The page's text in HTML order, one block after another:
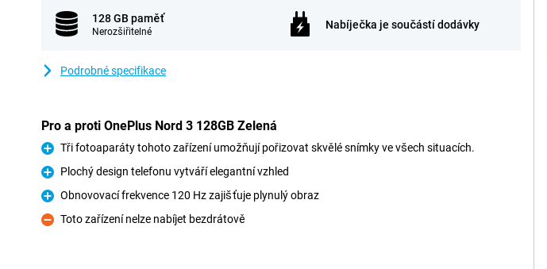
128 GB paměť
Nerozšiřitelné
Nabíječka je součástí dodávky
Podrobné specifikace
Pro a proti OnePlus Nord 3 128GB Zelená
Pro
Tři fotoaparáty tohoto zařízení umožňují pořizovat skvělé snímky ve všech situacích.
Pro
Plochý design telefonu vytváří elegantní vzhled
Pro
Obnovovací frekvence 120 Hz zajišťuje plynulý obraz
Proti
Toto zařízení nelze nabíjet bezdrátově